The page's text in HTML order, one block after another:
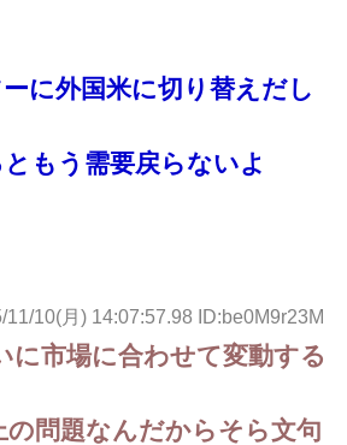
に外国米に切り替えだし
もう需要戻らないよ
11/10(月) 14:07:57.98 ID:be0M9r23M
に市場に合わせて変動する
の問題なんだからそら文句